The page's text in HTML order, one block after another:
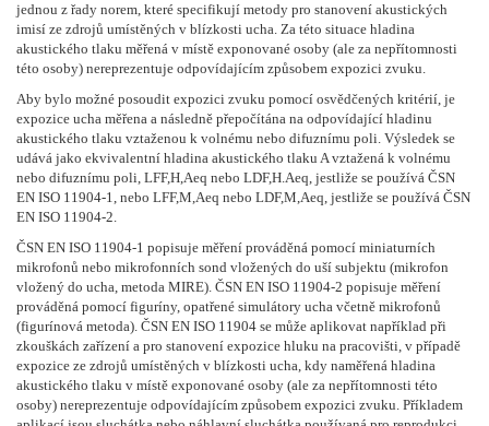
jednou z řady norem, které specifikují metody pro stanovení akustických
imisí ze zdrojů umístěných v blízkosti ucha. Za této situace hladina
akustického tlaku měřená v místě exponované osoby (ale za nepřítomnosti
této osoby) nereprezentuje odpovídajícím způsobem expozici zvuku.
Aby bylo možné posoudit expozici zvuku pomocí osvědčených kritérií, je
expozice ucha měřena a následně přepočítána na odpovídající hladinu
akustického tlaku vztaženou k volnému nebo difuznímu poli. Výsledek se
udává jako ekvivalentní hladina akustického tlaku A vztažená k volnému
nebo difuznímu poli, LFF,H,Aeq nebo LDF,H.Aeq, jestliže se používá ČSN
EN ISO 11904-1, nebo LFF,M,Aeq nebo LDF,M,Aeq, jestliže se používá ČSN
EN ISO 11904-2.
ČSN EN ISO 11904-1 popisuje měření prováděná pomocí miniaturních
mikrofonů nebo mikrofonních sond vložených do uší subjektu (mikrofon
vložený do ucha, metoda MIRE). ČSN EN ISO 11904-2 popisuje měření
prováděná pomocí figuríny, opatřené simulátory ucha včetně mikrofonů
(figurínová metoda). ČSN EN ISO 11904 se může aplikovat například při
zkouškách zařízení a pro stanovení expozice hluku na pracovišti, v případě
expozice ze zdrojů umístěných v blízkosti ucha, kdy naměřená hladina
akustického tlaku v místě exponované osoby (ale za nepřítomnosti této
osoby) nereprezentuje odpovídajícím způsobem expozici zvuku. Příkladem